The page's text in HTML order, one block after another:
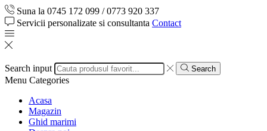
Suna la 0745 172 099 / 0773 920 337
Servicii personalizate si consultanta Contact
Search input Search
Menu Categories
Acasa
Magazin
Ghid marimi